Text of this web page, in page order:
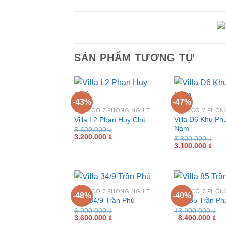
SẢN PHẨM TƯƠNG TỰ
-43%
Villa L2 Phan Huy Chú
5.600.000₫
Giá
3.200.000 ₫Giá
-47%
Villa D6 Khu
Nam
5.800.000₫
Giá
3.100.000 ₫Giá
-48%
Villa 34/9 Trần Phú
6.900.000₫
Giá
3.600.000 ₫Giá
-40%
Villa 85 Trần
13.900.000₫
Giá
8.400.000 ₫Giá